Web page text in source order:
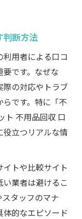
判断方法
用者による口コ
です。なぜな
際の対応やトラブ
です。特に「不
ト 不用品回収 口
立つリアルな情
トや比較サイト
業者は避けるこ
タッフのマナ
的なエピソード